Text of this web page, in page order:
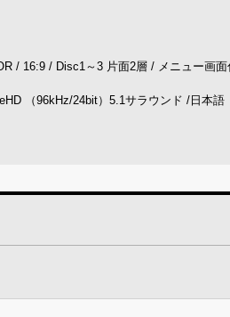
/ 16:9 / Disc1～3 片面2層 / メニュー画
（96kHz/24bit）5.1サラウンド /日本語